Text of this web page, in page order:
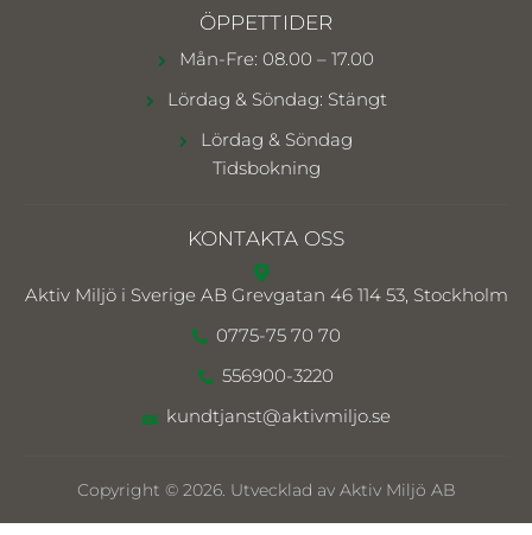
ÖPPETTIDER
Mån-Fre: 08.00 – 17.00
Lördag & Söndag: Stängt
Lördag & Söndag
Tidsbokning
KONTAKTA OSS
Aktiv Miljö i Sverige AB Grevgatan 46 114 53, Stockholm
0775-75 70 70
556900-3220
kundtjanst@aktivmiljo.se
Copyright © 2026. Utvecklad av Aktiv Miljö AB